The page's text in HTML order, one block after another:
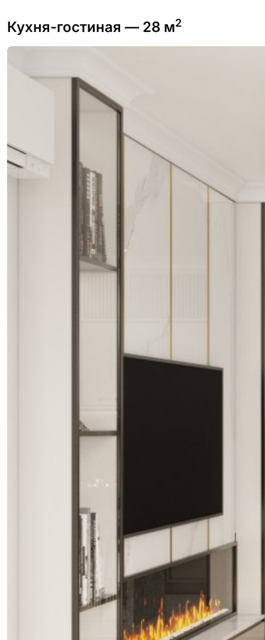
Кухня-гостиная — 28 м2